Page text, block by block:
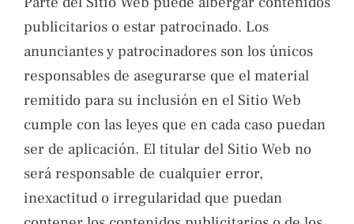
publicitarios o estar patrocinado. Los
anunciantes y patrocinadores son los únicos
responsables de asegurarse que el material
remitido para su inclusión en el Sitio Web
cumple con las leyes que en cada caso puedan
ser de aplicación. El titular del Sitio Web no
será responsable de cualquier error,
inexactitud o irregularidad que puedan